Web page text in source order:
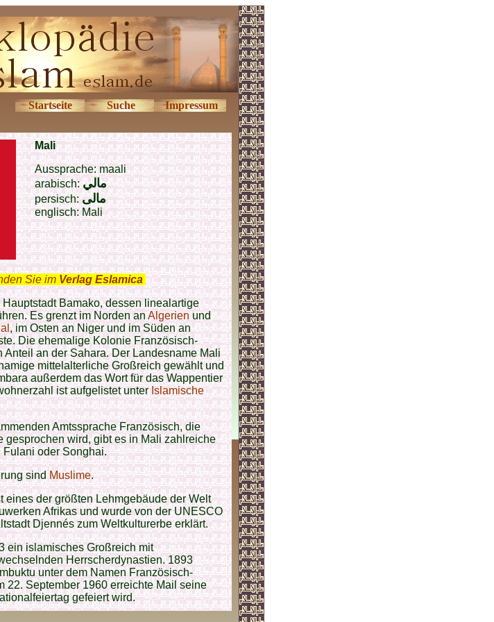
Startseite Suche Impressum
Mali
Aussprache: maali
arabisch:مالي
persisch:مالی
englisch: Mali
Sie im Verlag Eslamica
Bamako, dessen linealartige
Es grenzt im Norden anAlgerienund
, im Osten an Niger und im Süden an
Die ehemalige Kolonie Französisch-
an der Sahara. Der Landesname Mali
mittelalterliche Großreich gewählt und
außerdem das Wort für das Wappentier
ist aufgelistet unterIslamische
Amtssprache Französisch, die
gesprochen wird, gibt es in Mali zahlreiche
oder Songhai.
sindMuslime.
der größten Lehmgebäude der Welt
Afrikas und wurde von der UNESCO
Djennés zum Weltkulturerbe erklärt.
ein islamisches Großreich mit
Herrscherdynastien. 1893
unter dem Namen Französisch-
22. September 1960 erreichte Mail seine
gefeiert wird.